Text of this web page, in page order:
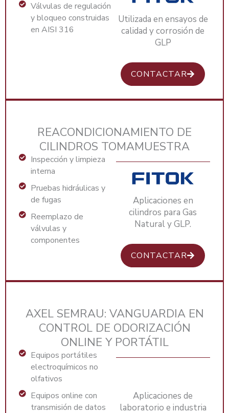
Válvulas de regulación
y bloqueo construidas
en AISI 316
Utilizada en ensayos de
calidad y corrosión de
GLP
CONTACTAR
REACONDICIONAMIENTO DE
CILINDROS TOMAMUESTRA
Inspección y limpieza
interna
Pruebas hidráulicas y
de fugas
Reemplazo de
válvulas y
componentes
Aplicaciones en
cilindros para Gas
Natural y GLP.
CONTACTAR
AXEL SEMRAU: VANGUARDIA EN
CONTROL DE ODORIZACIÓN
ONLINE Y PORTÁTIL
Equipos portátiles
electroquímicos no
olfativos
Equipos online con
transmisión de datos
Aplicaciones de
laboratorio e industria